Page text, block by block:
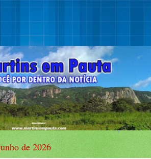
de 2026